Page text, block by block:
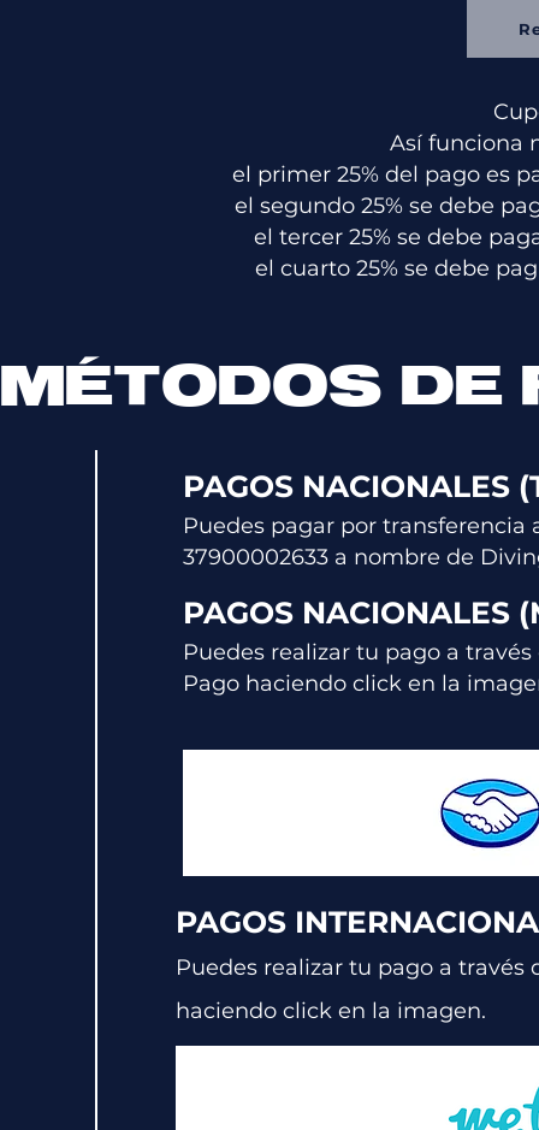
Así funciona
el primer 25% del pago es
el segundo 25% se debe
el tercer 25% se debe
el cuarto 25% se debe
MÉTODOS DE
PAGOS NACIONALES
Puedes pagar por transferencia
37900002633 a nombre de D
PAGOS NACIONALES
Puedes realizar tu pago a
Pago haciendo click en la
PAGOS
Puedes realizar tu pago a través
haciendo click en la imagen.